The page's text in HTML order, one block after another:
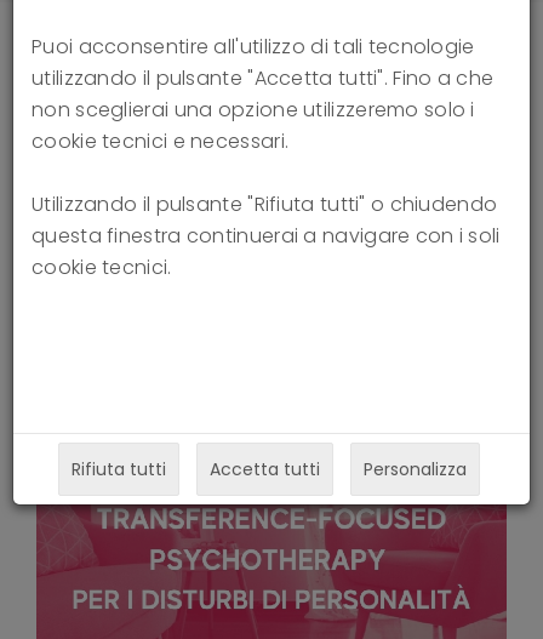
Corso di alta formazione - Training
TFP 2022
01-01-2022
Puoi acconsentire all'utilizzo di tali tecnologie
utilizzando il pulsante "Accetta tutti". Fino a che
non sceglierai una opzione utilizzeremo solo i
cookie tecnici e necessari.
Utilizzando il pulsante "Rifiuta tutti" o chiudendo
questa finestra continuerai a navigare con i soli
cookie tecnici.
Rifiuta tutti Accetta tutti Personalizza